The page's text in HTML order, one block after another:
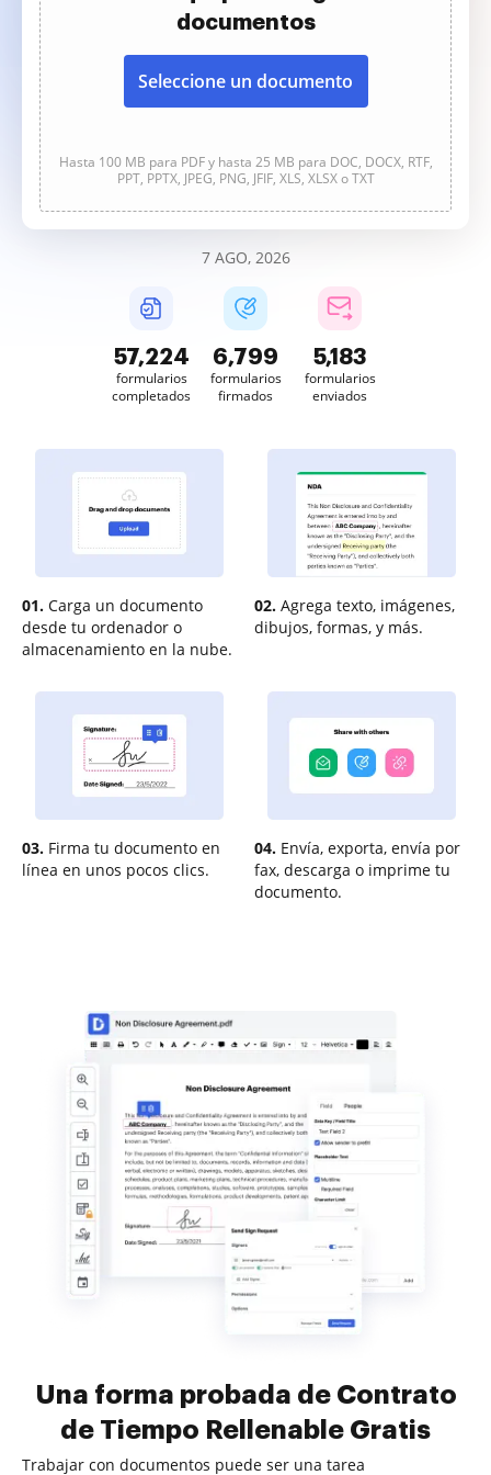
documentos
Seleccione un documento
Hasta 100 MB para PDF y hasta 25 MB para DOC, DOCX, RTF,
PPT, PPTX, JPEG, PNG, JFIF, XLS, XLSX o TXT
7 AGO, 2026
57,225
formularios
completados
6,799
formularios
firmados
5,183
formularios
enviados
01. Carga un documento
desde tu ordenador o
almacenamiento en la nube.
02. Agrega texto, imágenes,
dibujos, formas, y más.
03. Firma tu documento en
línea en unos pocos clics.
04. Envía, exporta, envía por
fax, descarga o imprime tu
documento.
Una forma probada de Contrato
de Tiempo Rellenable Gratis
Trabajar con documentos puede ser una tarea